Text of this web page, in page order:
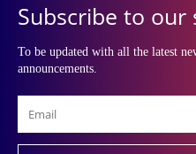
Subscribe to our
To be updated with all the latest
announcements.